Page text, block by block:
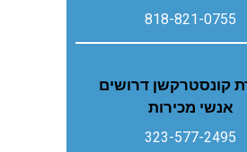
818-821-0755
קונסטרקשן דרושים
אנשי מכירות
323-577-2495